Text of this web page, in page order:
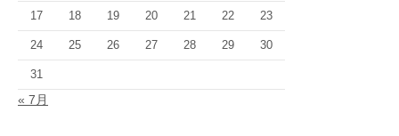
17 18 19 20 21 22 23
24 25 26 27 28 29 30
31
« 7月